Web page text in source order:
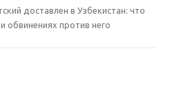
доставлен в Узбекистан: что
обвинениях против него